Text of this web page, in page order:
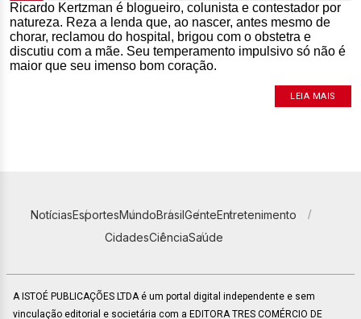
Ricardo Kertzman é blogueiro, colunista e contestador por
natureza. Reza a lenda que, ao nascer, antes mesmo de
chorar, reclamou do hospital, brigou com o obstetra e
discutiu com a mãe. Seu temperamento impulsivo só não é
maior que seu imenso bom coração.
LEIA MAIS
NotíciasEsportesMundoBrasilGenteEntretenimento
CidadesCiênciaSaúde
A ISTOÉ PUBLICAÇÕES LTDA é um portal digital independente e sem
vinculação editorial e societária com a EDITORA TRES COMÉRCIO DE